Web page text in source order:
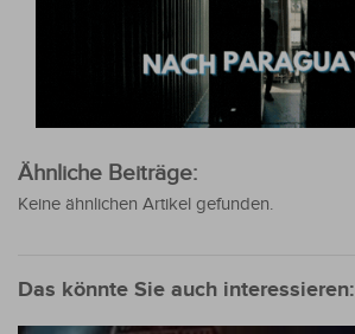
Ähnliche Beiträge:
Keine ähnlichen Artikel gefunden.
Das könnte Sie auch interessieren: